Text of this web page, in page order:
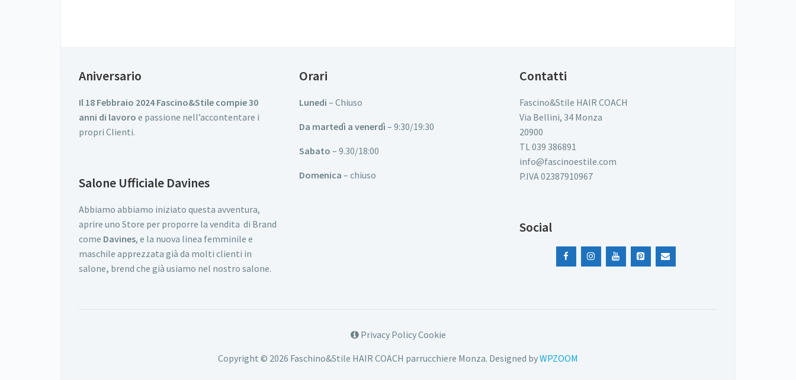
Aniversario
Il 18 Febbraio 2024 Fascino&Stile compie 30
anni di lavoro e passione nell’accontentare i
propri Clienti.
Salone Ufficiale Davines
Abbiamo abbiamo iniziato questa avventura,
aprire uno Store per proporre la vendita di Brand
come Davines, e la nuova linea femminile e
maschile apprezzata già da molti clienti in
salone, brend che già usiamo nel nostro salone.
Orari
Lunedi – Chiuso
Da martedì a venerdì – 9:30/19:30
Sabato – 9.30/18:00
Domenica – chiuso
Contatti
Fascino&Stile HAIR COACH
Via Bellini, 34 Monza
20900
TL 039 386891
info@fascinoestile.com
P.IVA 02387910967
Social
Privacy Policy Cookie
Copyright © 2026 Faschino&Stile HAIR COACH parrucchiere Monza. Designed byWPZOOM